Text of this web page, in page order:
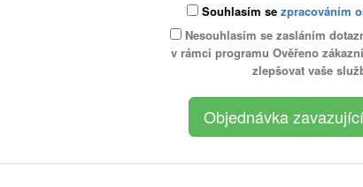
Souhlasím se zpracováním
Nesouhlasím se zasláním
v rámci programu Ověřeno
zlepšovat vaše